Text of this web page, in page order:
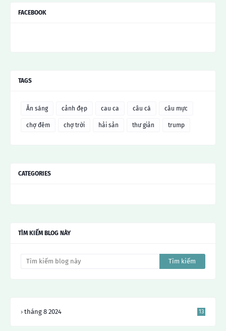
FACEBOOK
TAGS
Ăn sáng cảnh đẹp cau ca câu cá câu mực
chợ đêm chợ trời hải sản thư giản trump
CATEGORIES
TÌM KIẾM BLOG NÀY
tháng 8 2024 13